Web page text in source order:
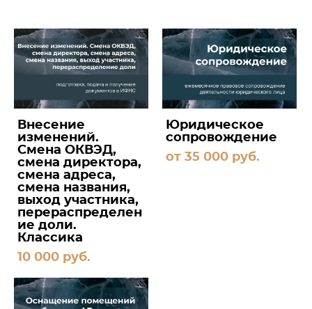
Внесение
изменений.
Смена ОКВЭД,
смена директора,
смена адреса,
смена названия,
выход участника,
перераспределен
ие доли.
Классика
10 000 pуб.
Юридическое
сопровождение
от 35 000 pуб.